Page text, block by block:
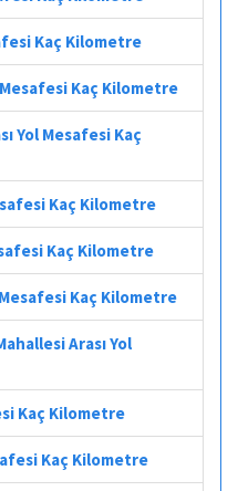
Kaç Kilometre
Kaç Kilometre
Yol Mesafesi Kaç
Kaç Kilometre
Kaç Kilometre
Kaç Kilometre
Arası Yol
Kaç Kilometre
Kaç Kilometre